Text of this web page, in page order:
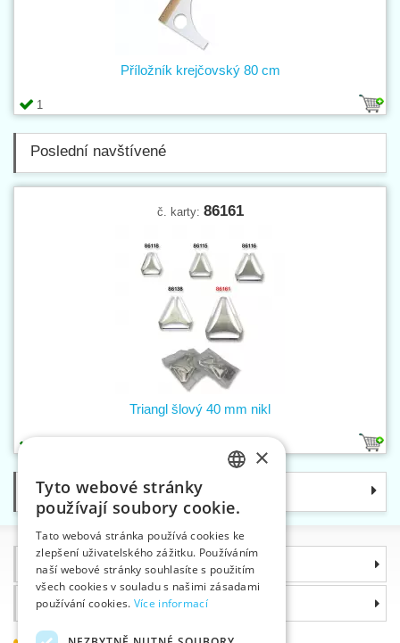
1
Příložník krejčovský 80 cm
Poslední navštívené
č. karty: 86161
Triangl šlový 40 mm nikl
Kategorie
Informace
Proč si zvolit právě nás
ENGLISH
GERMAN
×
Tyto webové stránky
používají soubory cookie.
Tato webová stránka používá cookies ke
zlepšení uživatelského zážitku. Používáním
naší webové stránky souhlasíte s použitím
všech cookies v souladu s našimi zásadami
používání cookies. Více informací